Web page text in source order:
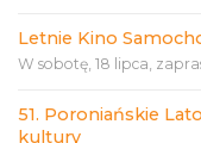
Letnie Kino
W sobotę, 18 lipca,
51. Poroniańskie
kultury